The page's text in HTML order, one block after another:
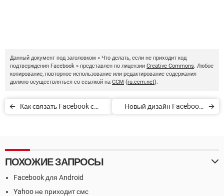
Данный документ под заголовком « Что делать, если не приходит код
подтверждения Facebook » представлен по лицензии Creative Commons. Любое
копирование, повторное использование или редактирование содержания
должно осуществляться со ссылкой на CCM (ru.ccm.net).
Как связать Facebook с
Новый дизайн Facebook:
ПОХОЖИЕ ЗАПРОСЫ
Facebook для Android
Yahoo не приходит смс